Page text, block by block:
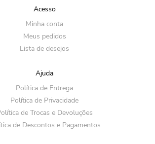
Acesso
Minha conta
Meus pedidos
Lista de desejos
Ajuda
Política de Entrega
Política de Privacidade
de Trocas e Devoluções
de Descontos e Pagamentos